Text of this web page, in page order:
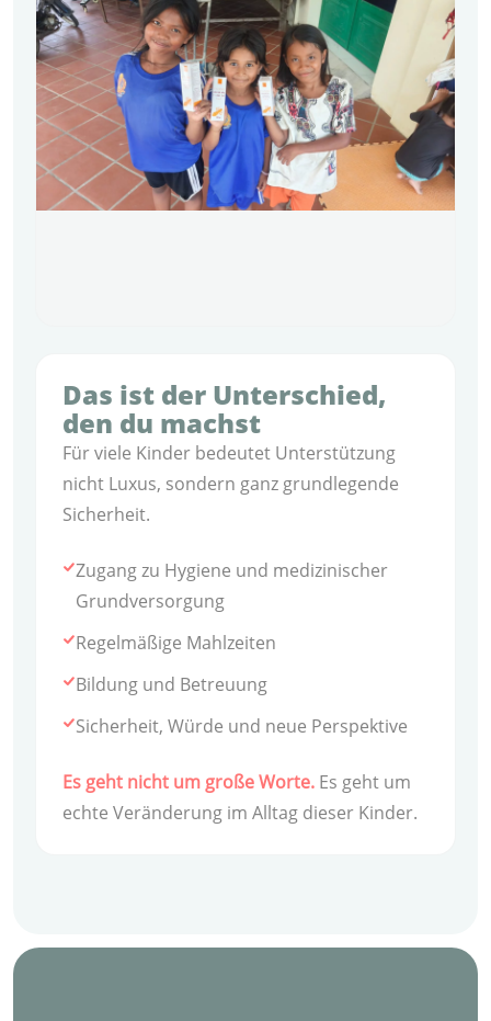
Das ist der Unterschied,
den du machst
Für viele Kinder bedeutet Unterstützung
nicht Luxus, sondern ganz grundlegende
Sicherheit.
Zugang zu Hygiene und medizinischer
Grundversorgung
Regelmäßige Mahlzeiten
Bildung und Betreuung
Sicherheit, Würde und neue Perspektive
Es geht nicht um große Worte. Es geht um
echte Veränderung im Alltag dieser Kinder.